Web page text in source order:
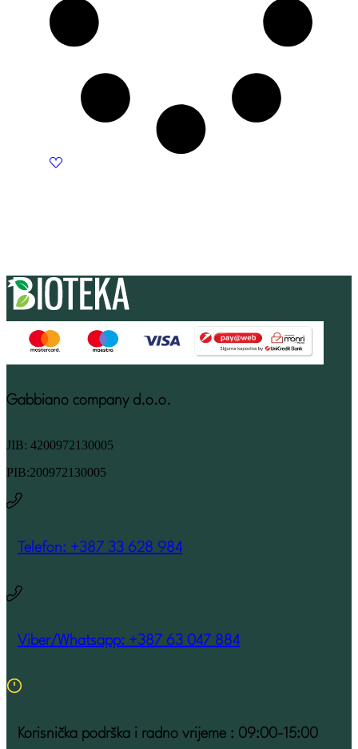
Gabbiano company d.o.o.
JIB: 4200972130005
PIB:200972130005
Telefon: +387 33 628 984
Viber/Whatsapp: +387 63 047 884
Korisnička podrška i radno vrijeme : 09:00-15:00